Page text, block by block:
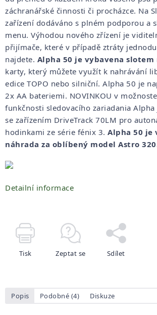
záchranářské činnosti či procházce. Na
zařízení dodáváno s plném podporou a
menu. Výhodou nového zřízení je
přijímače, které v případě ztráty
najdete. Alpha 50 je vybavena slotem
karty, který můžete využít k nahrávání
edice TOPO nebo silniční. Alpha 50 je
2x AA bateriemi. NOVINKOU v
funkčnosti sledovacího zariadania
se zařízením DriveTrack 70LM pro
hodinkami ze série fénix 3. Alpha 50 je
náhrada za oblíbený model Astro
Detailní informace
Tisk Zeptat se Sdílet
Popis Podobné (4) Diskuze